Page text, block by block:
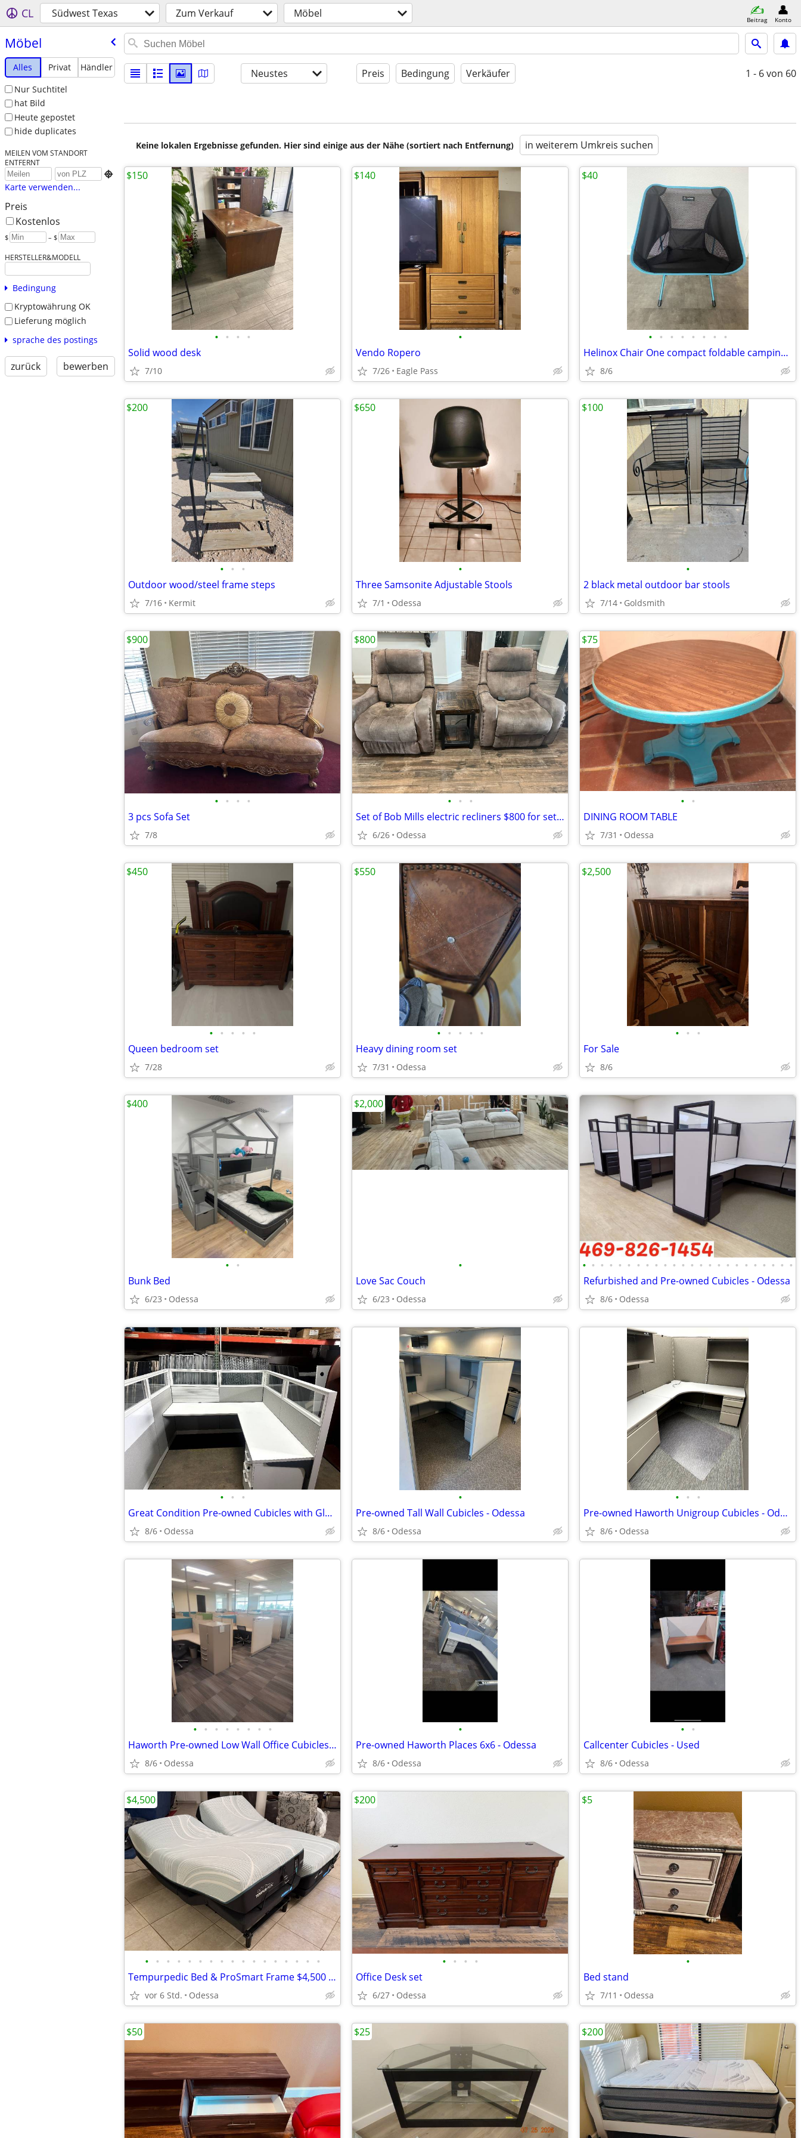
CL Südwest Texas Zum Verkauf Möbel Beitrag Konto
Möbel
Alles Privat
Händler
Nur Suchtitel
hat Bild
Heute gepostet
hide duplicates
MEILEN VOM STANDORT
ENTFERNT

Karte verwenden...
Preis
Kostenlos
$ – $
HERSTELLER&MODELL
Bedingung
Kryptowährung OK
Lieferung möglich
sprache des postings
zurück bewerben
Neustes Preis Bedingung Verkäufer 1 - 6von 60
Keine lokalen Ergebnisse gefunden. Hier sind einige aus der Nähe (sortiert nach Entfernung) in weiterem Umkreis suchen
• • • •
Solid wood desk
7/10
$150
•
Vendo Ropero
7/26 Eagle Pass
$140
• • • • • • • •
Helinox Chair One compact foldable camping chair
8/6
$40
• • •
Outdoor wood/steel frame steps
7/16 Kermit
$200
•
Three Samsonite Adjustable Stools
7/1 Odessa
$650
•
2 black metal outdoor bar stools
7/14 Goldsmith
$100
• • • •
3 pcs Sofa Set
7/8
$900
• • •
Set of Bob Mills electric recliners $800 for set OBO
6/26 Odessa
$800
• •
DINING ROOM TABLE
7/31 Odessa
$75
• • • • •
Queen bedroom set
7/28
$450
• • • • •
Heavy dining room set
7/31 Odessa
$550
• • •
For Sale
8/6
$2,500
• •
Bunk Bed
6/23 Odessa
$400
•
Love Sac Couch
6/23 Odessa
$2,000
• • • • • • • • • • • • • • • • • • • • • • • •
Refurbished and Pre-owned Cubicles - Odessa
8/6 Odessa
• • •
Great Condition Pre-owned Cubicles with Glass - Odessa
8/6 Odessa
•
Pre-owned Tall Wall Cubicles - Odessa
8/6 Odessa
• • •
Pre-owned Haworth Unigroup Cubicles - Odessa
8/6 Odessa
• • • • • • • •
Haworth Pre-owned Low Wall Office Cubicles - Odessa
8/6 Odessa
•
Pre-owned Haworth Places 6x6 - Odessa
8/6 Odessa
• •
Callcenter Cubicles - Used
8/6 Odessa
• • • • • • • • • • • • • • • • •
Tempurpedic Bed & ProSmart Frame $4,500 obo
vor 6 Std. Odessa
$4,500
• • • •
Office Desk set
6/27 Odessa
$200
•
Bed stand
7/11 Odessa
$5
$50 $25 $200